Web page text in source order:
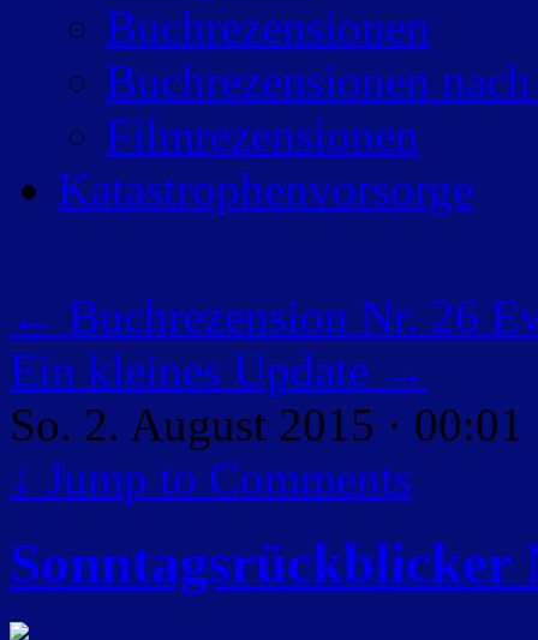
Buchrezensionen
Buchrezensionen
Filmrezensionen
Katastrophenvorsorge
← Buchrezension Nr. 26
Ein kleines Update →
So. 2. August 2015 · 00:01
↓ Jump to Comments
Sonntagsrückblicker